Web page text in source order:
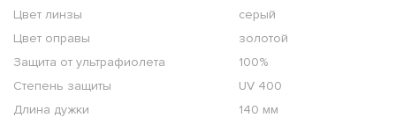
Цвет линзы
серый
Цвет оправы
золотой
Защита от ультрафиолета
100%
Степень защиты
UV 400
Длина дужки
140 мм